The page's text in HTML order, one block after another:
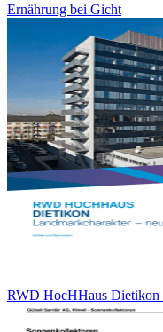
Ernährung bei Gicht
RWD HocHHaus Dietikon